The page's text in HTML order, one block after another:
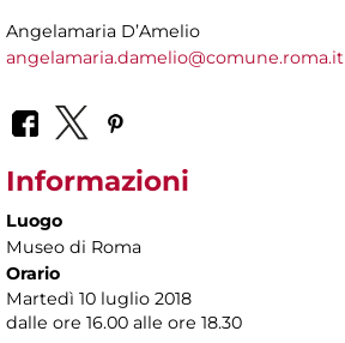
Angelamaria D’Amelio
angelamaria.damelio@comune.roma.it
Informazioni
Luogo
Museo di Roma
Orario
Martedì 10 luglio 2018
dalle ore 16.00 alle ore 18.30